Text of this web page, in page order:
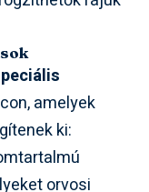
amelyek
ki:
orvosi